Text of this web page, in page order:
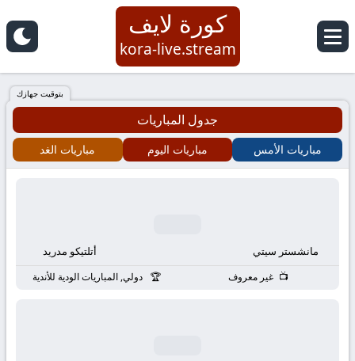
كورة
لايف
|
koora
مباريات
كورة لايف
kora-live.stream
بتوقيت جهازك
جدول المباريات
مباريات الأمس مباريات اليوم مباريات الغد
مانشستر سيتي أتلتيكو مدريد
غير معروف دولي, المباريات الودية للأندية